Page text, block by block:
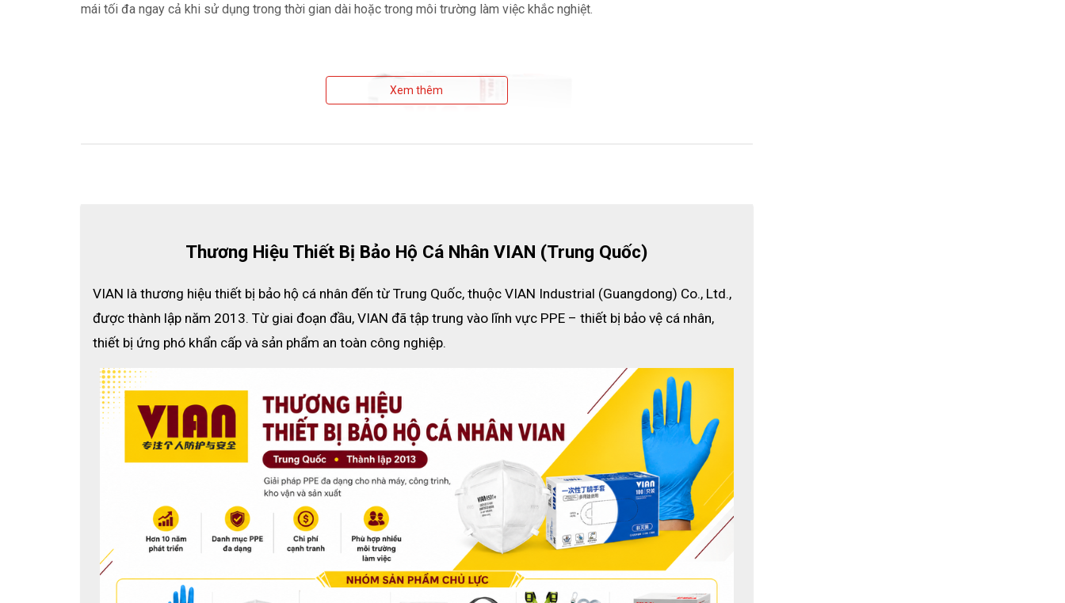
mái tối đa ngay cả khi sử dụng trong thời gian dài hoặc trong môi trường làm việc khắc nghiệt.
Khẩu trang than hoạt tính VIAN 9542V
1. Thông tin kỹ thuật
Thông tin sản phẩm Chi tiết
Xem thêm
Thương Hiệu Thiết Bị Bảo Hộ Cá Nhân VIAN (Trung Quốc)
VIAN là thương hiệu thiết bị bảo hộ cá nhân đến từ Trung Quốc, thuộc VIAN Industrial (Guangdong) Co., Ltd.,
được thành lập năm 2013. Từ giai đoạn đầu, VIAN đã tập trung vào lĩnh vực PPE – thiết bị bảo vệ cá nhân,
thiết bị ứng phó khẩn cấp và sản phẩm an toàn công nghiệp.